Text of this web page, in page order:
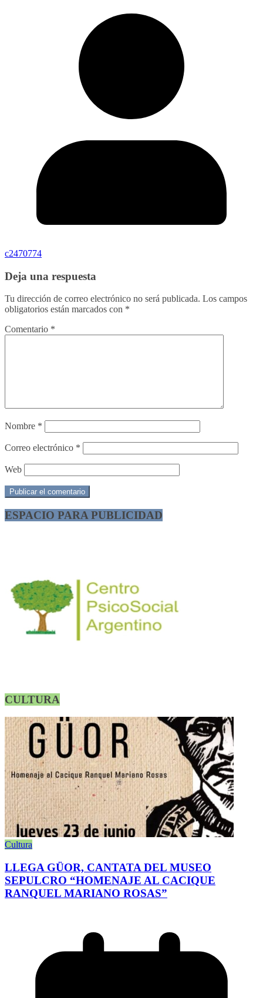
c2470774
Deja una respuesta
Tu dirección de correo electrónico no será publicada. Los campos
obligatorios están marcados con *
Comentario *
Nombre *
Correo electrónico *
Web
ESPACIO PARA PUBLICIDAD
CULTURA
Cultura
LLEGA GÜOR, CANTATA DEL MUSEO
SEPULCRO “HOMENAJE AL CACIQUE
RANQUEL MARIANO ROSAS”